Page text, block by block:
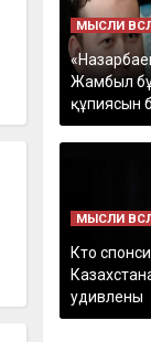
МЫСЛИ
Жамбыл
құпиясын
МЫСЛИ
Кто
удивлены